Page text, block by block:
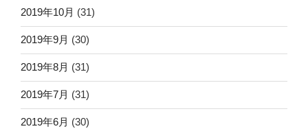
2019年10月 (31)
2019年9月 (30)
2019年8月 (31)
2019年7月 (31)
2019年6月 (30)